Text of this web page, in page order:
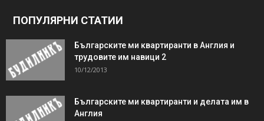
ПОПУЛЯРНИ СТАТИИ
Българските ми квартиранти в Англия и
трудовите им навици 2
10/12/2013
Българските ми квартиранти и делата им в
Англия